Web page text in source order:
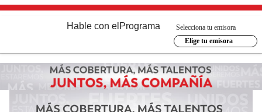
Hable con el Programa
Selecciona tu emisora
Elige tu emisora